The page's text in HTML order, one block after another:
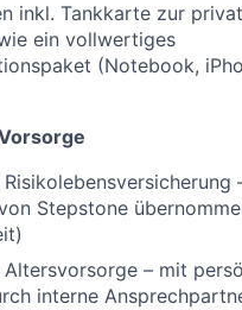
inkl. Tankkarte zur
ein vollwertiges
(Notebook,
Stepstone
– mit
interne